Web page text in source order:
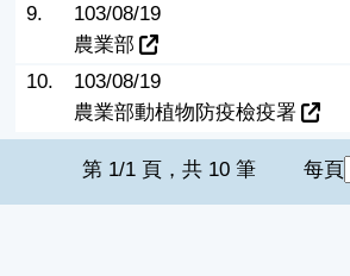
9.
103/08/19
農業部
10.
103/08/19
農業部動植物防疫檢疫署
第 1/1 頁，共 10 筆 每頁